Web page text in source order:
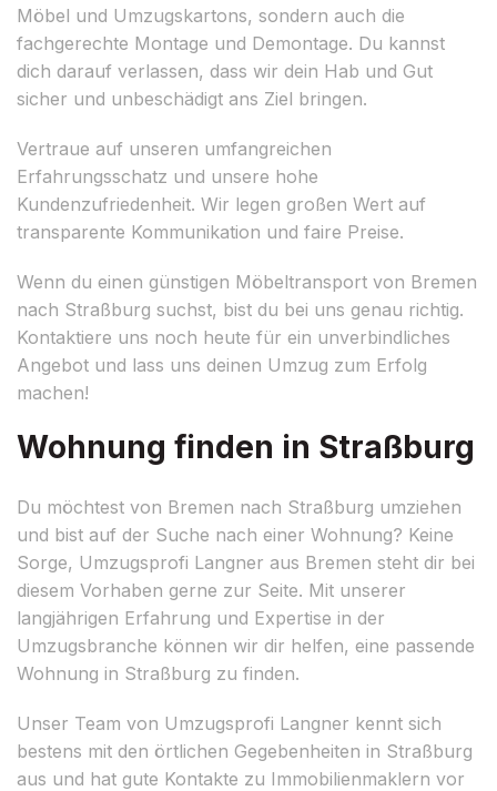
Möbel und Umzugskartons, sondern auch die
fachgerechte Montage und Demontage. Du kannst
dich darauf verlassen, dass wir dein Hab und Gut
sicher und unbeschädigt ans Ziel bringen.
Vertraue auf unseren umfangreichen
Erfahrungsschatz und unsere hohe
Kundenzufriedenheit. Wir legen großen Wert auf
transparente Kommunikation und faire Preise.
Wenn du einen günstigen Möbeltransport von Bremen
nach Straßburg suchst, bist du bei uns genau richtig.
Kontaktiere uns noch heute für ein unverbindliches
Angebot und lass uns deinen Umzug zum Erfolg
machen!
Wohnung finden in Straßburg
Du möchtest von Bremen nach Straßburg umziehen
und bist auf der Suche nach einer Wohnung? Keine
Sorge, Umzugsprofi Langner aus Bremen steht dir bei
diesem Vorhaben gerne zur Seite. Mit unserer
langjährigen Erfahrung und Expertise in der
Umzugsbranche können wir dir helfen, eine passende
Wohnung in Straßburg zu finden.
Unser Team von Umzugsprofi Langner kennt sich
bestens mit den örtlichen Gegebenheiten in Straßburg
aus und hat gute Kontakte zu Immobilienmaklern vor